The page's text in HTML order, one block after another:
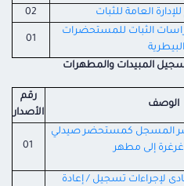
العامة للثبات 02
الثبات للمستحضرات
البيطرية
01
المبيدات والمطهرات
الوصف
رقم
الأصدار
المسجل كمستحضر صيدلي
إلى مطهر
لإجراءات تسجيل / إعادة